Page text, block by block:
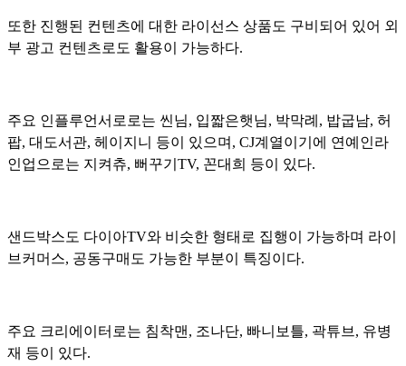
또한 진행된 컨텐츠에 대한 라이선스 상품도 구비되어 있어 외
부 광고 컨텐츠로도 활용이 가능하다.
주요 인플루언서로로는 씬님, 입짧은햇님, 박막례, 밥굽남, 허
팝, 대도서관, 헤이지니 등이 있으며, CJ계열이기에 연예인라
인업으로는 지켜츄, 뻐꾸기TV, 꼰대희 등이 있다.
샌드박스도 다이아TV와 비슷한 형태로 집행이 가능하며 라이
브커머스, 공동구매도 가능한 부분이 특징이다.
주요 크리에이터로는 침착맨, 조나단, 빠니보틀, 곽튜브, 유병
재 등이 있다.